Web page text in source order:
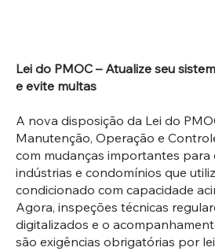
Lei do PMOC – Atualize seu
e evite multas
A nova disposição da Lei do
Manutenção, Operação e
com mudanças importantes para
indústrias e condomínios que
condicionado com capacidade
Agora, inspeções técnicas
digitalizados e o
são exigências obrigatórias por